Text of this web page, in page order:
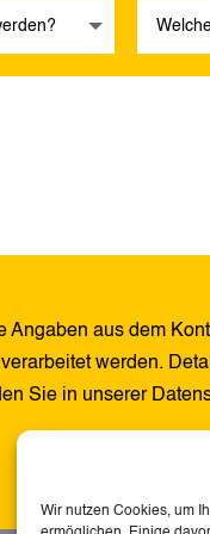
Wir nutzen Cookies, um
Angaben aus dem
werden.
Sie in unserer